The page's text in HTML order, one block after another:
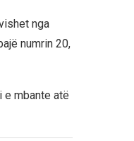
nga
numrin 20,
e mbante atë